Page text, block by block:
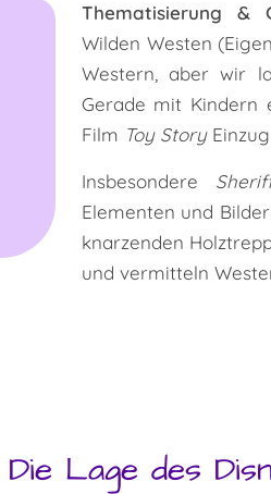
Thematisierung &
Wilden Westen
Western, aber wir
Gerade mit Kindern
Film Toy Story
Insbesondere
Elementen und
knarzenden
und vermitteln
Die Lage des